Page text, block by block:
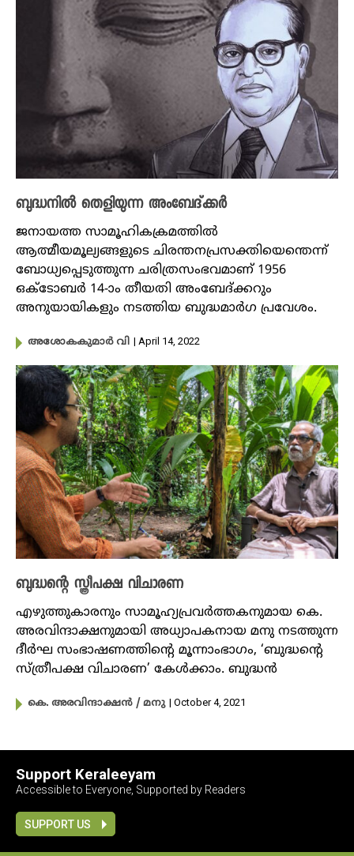
ബുദ്ധനിൽ തെളിയുന്ന അംബേദ്ക്കർ
ജനായത്ത സാമൂഹികക്രമത്തിൽ
ആത്മീയമൂല്യങ്ങളുടെ ചിരന്തനപ്രസക്തിയെന്തെന്ന്
ബോധ്യപ്പെടുത്തുന്ന ചരിത്രസംഭവമാണ് 1956
ഒക്ടോബർ 14-ാം തീയതി അംബേദ്ക്കറും
അനുയായികളും നടത്തിയ ബുദ്ധമാർ​ഗ പ്രവേശം.
അശോകകുമാർ വി | April 14, 2022
ബുദ്ധന്റെ സ്ത്രീപക്ഷ വിചാരണ
എഴുത്തുകാരനും സാമൂഹ്യപ്രവർത്തകനുമായ കെ.
അരവിന്ദാക്ഷനുമായി അധ്യാപകനായ മനു നടത്തുന്ന
ദീർഘ സംഭാഷണത്തിന്റെ മൂന്നാംഭാ​ഗം, ‘ബുദ്ധന്റെ
സ്ത്രീപക്ഷ വിചാരണ’ കേൾക്കാം. ബുദ്ധൻ
കെ. അരവിന്ദാക്ഷൻ / മനു | October 4, 2021
Support Keraleeyam
Accessible to Everyone, Supported by Readers
SUPPORT US